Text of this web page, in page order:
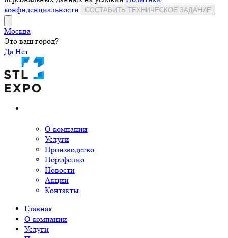
конфиденциальности
СОСТАВИТЬ ТЕХНИЧЕСКОЕ ЗАДАНИЕ
Москва
Это ваш город?
Да Нет
О компании
Услуги
Производство
Портфолио
Новости
Акции
Контакты
Главная
О компании
Услуги